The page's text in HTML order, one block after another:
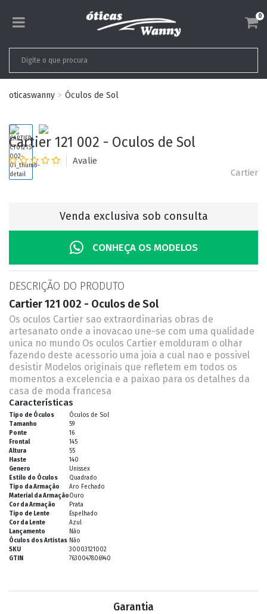
0
oticaswanny Óculos de Sol
Cartier 121 002 - Oculos de Sol
Cartier
Venda exclusiva sob consulta
CONHEÇA OS MODELOS
DESCRIÇÃO DO PRODUTO
Cartier 121 002 - Oculos de Sol
Os oculos Cartier sao extraordinarias obras de
artesanato onde a inovacao une-se com uma qualidade
unica no mundo Os oculos Cartier emolduram o olhar
fazendo deste acessorio uma joia a cual nao e possivel
desistir Modelos originais que refletem em todos os
momentos a excelencia e a paixao para os detalhes da
casa de moda francesa
Características
Tipo de Óculos
Óculos de Sol
Tamanho
59
Ponte
16
Frontal
145
Altura
55
Haste
140
Genero
Unissex
Estilo do Óculos
Quadrado
Tipo da Armação
Aro Fechado
Material da ArmaçãoOuro
Cor da Armação
Prata
Tipo de Lente
Espelhado
Cor da Lente
Azul
Lançamento
Não
Óculos dos Artistas Não
SKU
30003121002
GTIN
7630047806940
Garantia